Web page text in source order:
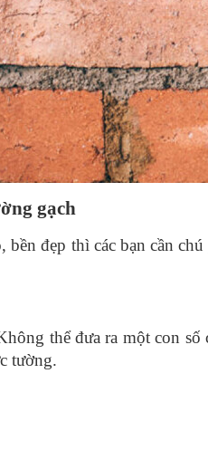
gạch
đẹp thì các bạn cần
thể đưa ra một con
tường.